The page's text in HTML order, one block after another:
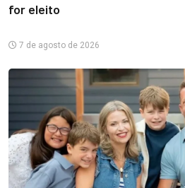
for eleito
7 de agosto de 2026